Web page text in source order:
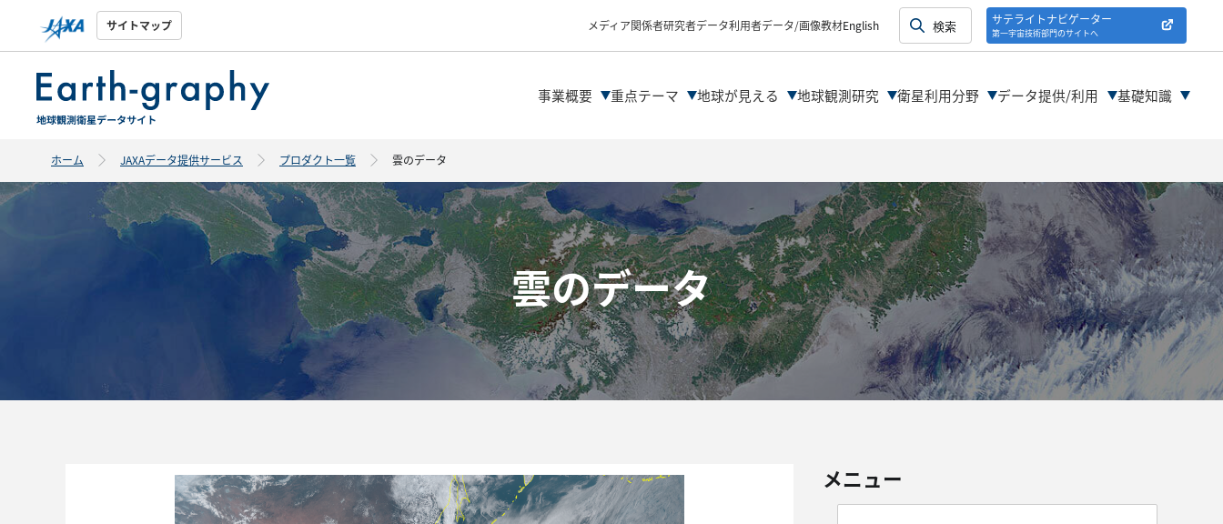
サイトマップ メディア関係者研究者データ利用者データ/画像教材English サテライトナビゲーター
第一宇宙技術部門のサイトへ
事業概要 重点テーマ 地球が見える 地球観測研究 衛星利用分野 データ提供/利用 基礎知識
データ解析の流れ
解析ツール/サイトの紹介
ホーム JAXAデータ提供サービス プロダクト一覧 雲のデータ
雲のデータ
メニュー